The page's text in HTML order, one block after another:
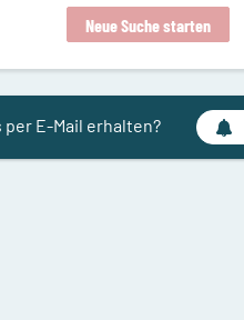
Neue Suche starten
E-Mail erhalten?